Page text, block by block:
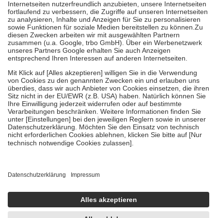
Prozent des Abgabepreises,mindestensjedochfünf Euround
höchstens zehn Euro.Es sind jedoch nie mehr als die tatsächlichen
Kosten der Leistung zu entrichten.
Diese Regeln gelten grundsätzlich auch für Online-Apotheken.
Bei Heilmitteln und häuslicher Krankenpflege beträgt die
Zuzahlung zehn Prozent der Kosten sowie zehn Euro je
Um das Engagement der Versicherten für ihre eigene Gesundheit zu
stärken und die besondere Stellung der Familie zu unterstützen,
fallenkeine Zuzahlungen an bei:
• Kindern und Jugendlichen bis zum vollendeten 18. Lebensjahr
mit Ausnahme der Fahrkosten
• Untersuchungen zur Vorsorge und Früherkennung, die von der
GKV getragen werden
• empfohlenen Schutzimpfungen
Wir nutzen Trusted Shops als unabhängigen Dienstleister für die
getroffen, um sicherzustellen, dass es sich um echte Bewertungen
handelt. Mehr Informationen findest du hier: